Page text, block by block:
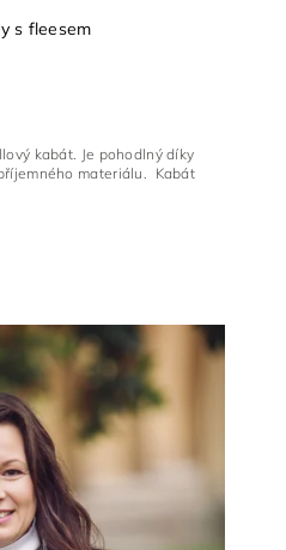
s fleesem
kabát. Je pohodlný díky
materiálu. Kabát